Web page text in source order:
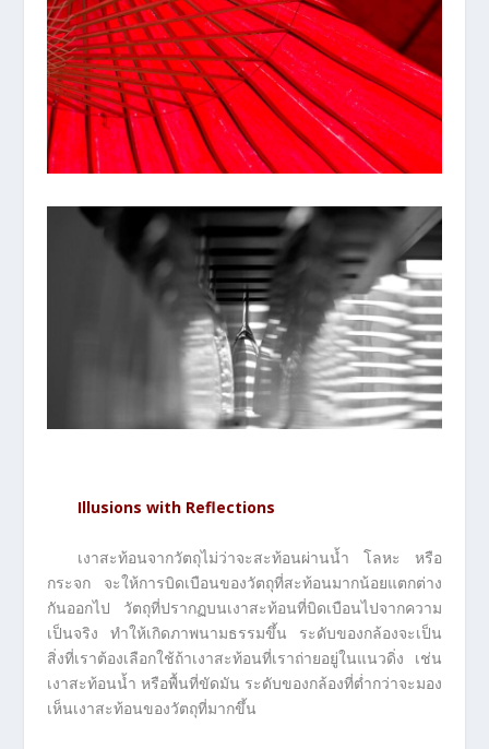
Illusions with Reflections
เงาสะท้อนจากวัตถุไม่ว่าจะสะท้อนผ่านน้ำ โลหะ หรือ
กระจก จะให้การบิดเบือนของวัตถุที่สะท้อนมากน้อยแตกต่าง
กันออกไป วัตถุที่ปรากฏบนเงาสะท้อนที่บิดเบือนไปจากความ
เป็นจริง ทำให้เกิดภาพนามธรรมขึ้น ระดับของกล้องจะเป็น
สิ่งที่เราต้องเลือกใช้ถ้าเงาสะท้อนที่เราถ่ายอยู่ในแนวดิ่ง เช่น
เงาสะท้อนน้ำ หรือพื้นที่ขัดมัน ระดับของกล้องที่ต่ำกว่าจะมอง
เห็นเงาสะท้อนของวัตถุที่มากขึ้น